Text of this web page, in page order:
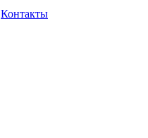
Контакты